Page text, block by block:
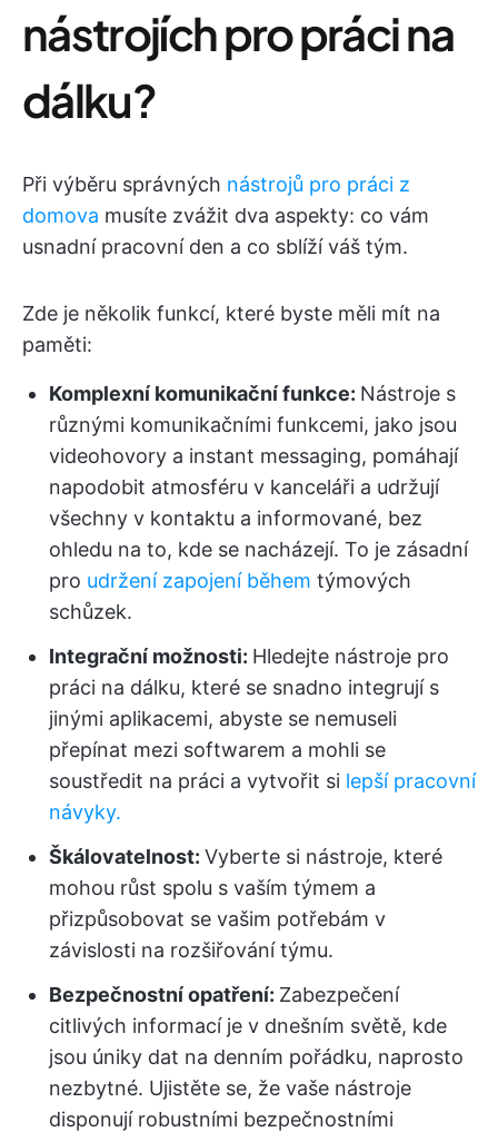
nástrojích pro práci na
dálku?
Při výběru správných nástrojů pro práci z
domova musíte zvážit dva aspekty: co vám
usnadní pracovní den a co sblíží váš tým.
Zde je několik funkcí, které byste měli mít na
paměti:
Komplexní komunikační funkce: Nástroje s
různými komunikačními funkcemi, jako jsou
videohovory a instant messaging, pomáhají
napodobit atmosféru v kanceláři a udržují
všechny v kontaktu a informované, bez
ohledu na to, kde se nacházejí. To je zásadní
pro udržení zapojení během týmových
schůzek.
Integrační možnosti: Hledejte nástroje pro
práci na dálku, které se snadno integrují s
jinými aplikacemi, abyste se nemuseli
přepínat mezi softwarem a mohli se
soustředit na práci a vytvořit si lepší pracovní
návyky.
Škálovatelnost: Vyberte si nástroje, které
mohou růst spolu s vaším týmem a
přizpůsobovat se vašim potřebám v
závislosti na rozšiřování týmu.
Bezpečnostní opatření: Zabezpečení
citlivých informací je v dnešním světě, kde
jsou úniky dat na denním pořádku, naprosto
nezbytné. Ujistěte se, že vaše nástroje
disponují robustními bezpečnostními